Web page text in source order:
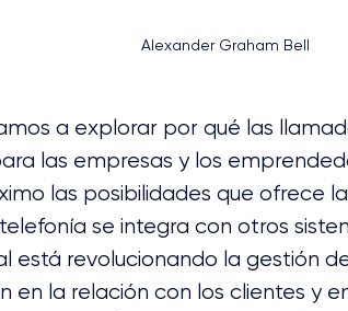
Alexander Graham Bell
a explorar por qué las
las empresas y los
las posibilidades que ofrece
se integra con otros
está revolucionando la gestión
en la relación con los clientes y